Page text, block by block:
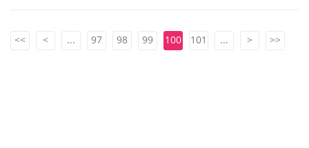
<< < ... 97 98 99 100 101 ... > >>